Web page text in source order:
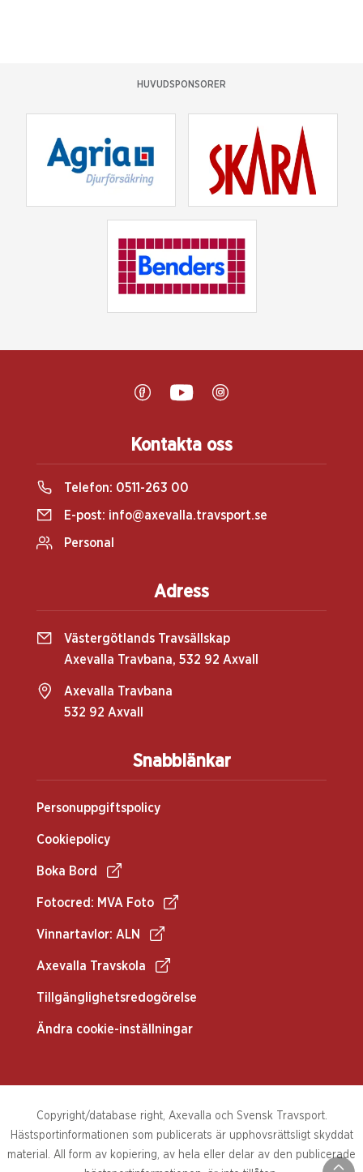
HUVUDSPONSORER
Snabblänkar
Personuppgiftspolicy
Cookiepolicy
Boka Bord
Fotocred: MVA Foto
Vinnartavlor: ALN
Axevalla Travskola
Tillgänglighetsredogörelse
Ändra cookie-inställningar
Kontakta oss
Telefon: 0511-263 00
E-post: info@axevalla.travsport.se
Personal
Adress
Västergötlands Travsällskap
Axevalla Travbana, 532 92 Axvall
Axevalla Travbana
532 92 Axvall
Copyright/database right, Axevalla och Svensk Travsport.
Hästsportinformationen som publicerats är upphovsrättsligt skyddat
material. All form av kopiering, av hela eller delar av den publicerade